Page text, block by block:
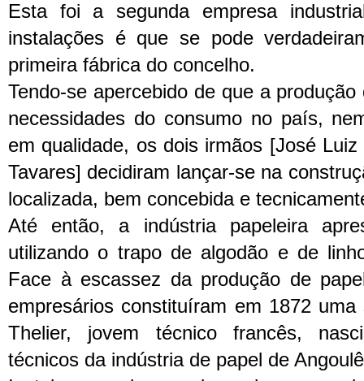
Esta foi a segunda empresa
instalações é que se pode
primeira fábrica do concelho.
Tendo-se apercebido de que a
necessidades do consumo no país,
em qualidade, os dois irmãos [José
Tavares] decidiram lançar-se na
localizada, bem concebida e
Até então, a indústria papeleira
utilizando o trapo de algodão e de
Face à escassez da produção de
empresários constituíram em 1872
Thelier, jovem técnico francês,
técnicos da indústria de papel de